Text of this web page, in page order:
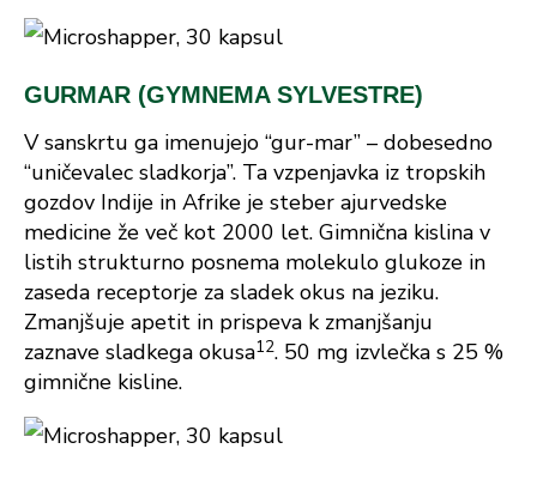
GURMAR (GYMNEMA SYLVESTRE)
V sanskrtu ga imenujejo “gur-mar” – dobesedno
“uničevalec sladkorja”. Ta vzpenjavka iz tropskih
gozdov Indije in Afrike je steber ajurvedske
medicine že več kot 2000 let. Gimnična kislina v
listih strukturno posnema molekulo glukoze in
zaseda receptorje za sladek okus na jeziku.
Zmanjšuje apetit in prispeva k zmanjšanju
zaznave sladkega okusa12. 50 mg izvlečka s 25 %
gimnične kisline.